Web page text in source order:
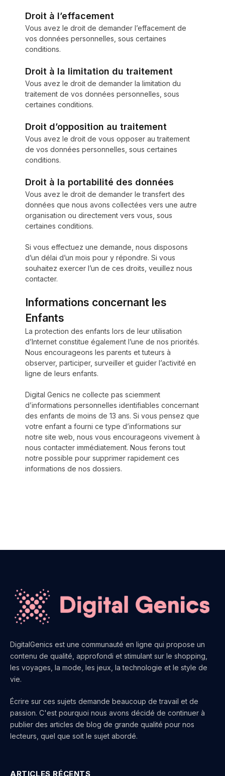
Droit à l’effacement
Vous avez le droit de demander l’effacement de
vos données personnelles, sous certaines
conditions.
Droit à la limitation du traitement
Vous avez le droit de demander la limitation du
traitement de vos données personnelles, sous
certaines conditions.
Droit d’opposition au traitement
Vous avez le droit de vous opposer au traitement
de vos données personnelles, sous certaines
conditions.
Droit à la portabilité des données
Vous avez le droit de demander le transfert des
données que nous avons collectées vers une autre
organisation ou directement vers vous, sous
certaines conditions.
Si vous effectuez une demande, nous disposons
d’un délai d’un mois pour y répondre. Si vous
souhaitez exercer l’un de ces droits, veuillez nous
contacter.
Informations concernant les
Enfants
La protection des enfants lors de leur utilisation
d’Internet constitue également l’une de nos priorités.
Nous encourageons les parents et tuteurs à
observer, participer, surveiller et guider l’activité en
ligne de leurs enfants.
Digital Genics ne collecte pas sciemment
d’informations personnelles identifiables concernant
des enfants de moins de 13 ans. Si vous pensez que
votre enfant a fourni ce type d’informations sur
notre site web, nous vous encourageons vivement à
nous contacter immédiatement. Nous ferons tout
notre possible pour supprimer rapidement ces
informations de nos dossiers.
DigitalGenics est une communauté en ligne qui propose un
contenu de qualité, approfondi et stimulant sur le shopping,
les voyages, la mode, les jeux, la technologie et le style de
vie.
Écrire sur ces sujets demande beaucoup de travail et de
passion. C'est pourquoi nous avons décidé de continuer à
publier des articles de blog de grande qualité pour nos
lecteurs, quel que soit le sujet abordé.
ARTICLES RÉCENTS